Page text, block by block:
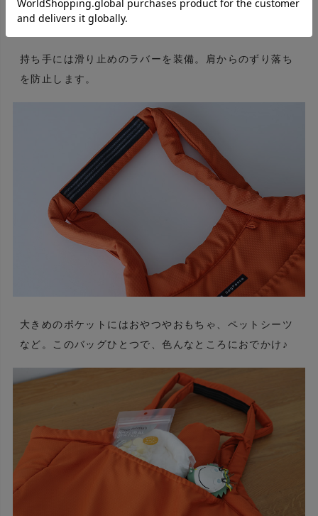
持ち手には滑り止めのラバーを装備。肩からのずり落ち
を防止します。
大きめのポケットにはおやつやおもちゃ、ペットシーツ
など。このバッグひとつで、色んなところにおでかけ♪